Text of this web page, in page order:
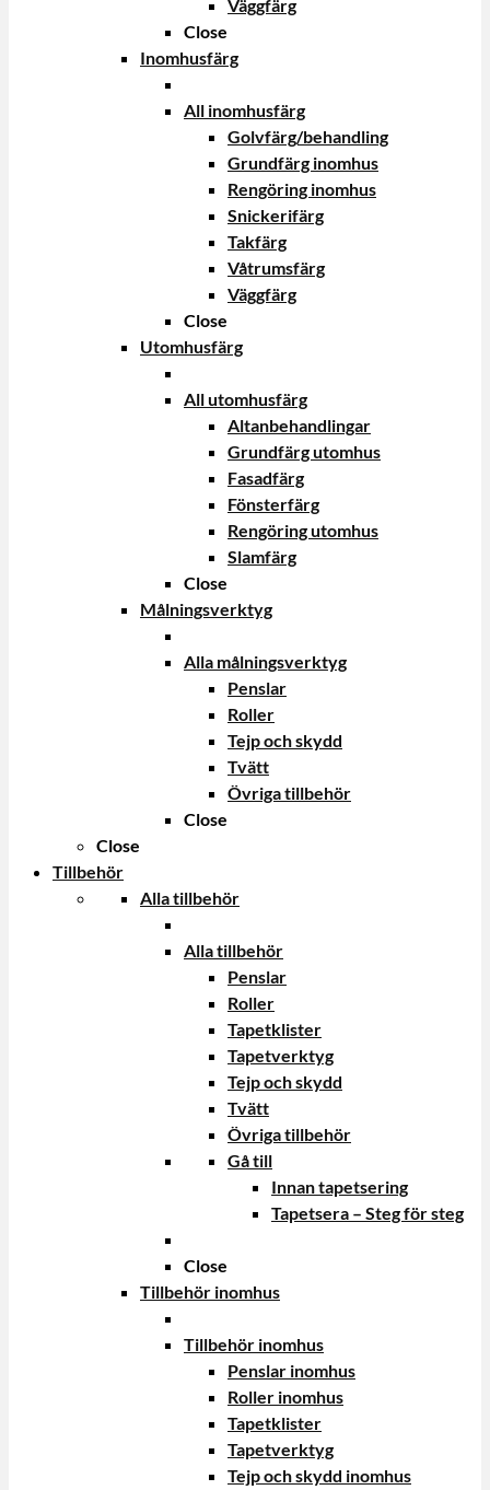
Väggfärg
Close
Inomhusfärg
All inomhusfärg
Golvfärg/behandling
Grundfärg inomhus
Rengöring inomhus
Snickerifärg
Takfärg
Våtrumsfärg
Väggfärg
Close
Utomhusfärg
All utomhusfärg
Altanbehandlingar
Grundfärg utomhus
Fasadfärg
Fönsterfärg
Rengöring utomhus
Slamfärg
Close
Målningsverktyg
Alla målningsverktyg
Penslar
Roller
Tejp och skydd
Tvätt
Övriga tillbehör
Close
Close
Tillbehör
Alla tillbehör
Alla tillbehör
Penslar
Roller
Tapetklister
Tapetverktyg
Tejp och skydd
Tvätt
Övriga tillbehör
Gå till
Innan tapetsering
Tapetsera – Steg för steg
Close
Tillbehör inomhus
Tillbehör inomhus
Penslar inomhus
Roller inomhus
Tapetklister
Tapetverktyg
Tejp och skydd inomhus